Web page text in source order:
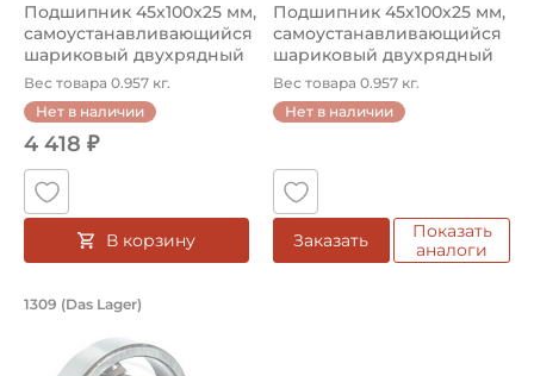
Подшипник 45х100х25 мм,
самоустанавливающийся
шариковый двухрядный
на в...
Вес товара 0.957 кг.
Нет в наличии
4 418 ₽
В корзину
Подшипник 45х100х25 мм,
самоустанавливающийся
шариковый двухрядный
на в...
Вес товара 0.957 кг.
Нет в наличии
Заказать
Показать
аналоги
Подшипник 45х100х25 мм,
1309 (Das Lager)